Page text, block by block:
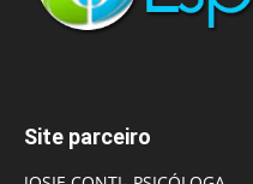
Site parceiro